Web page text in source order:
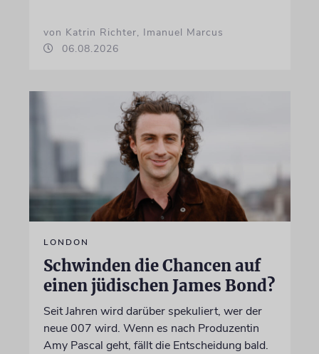
von Katrin Richter, Imanuel Marcus
06.08.2026
LONDON
Schwinden die Chancen auf
einen jüdischen James Bond?
Seit Jahren wird darüber spekuliert, wer der
neue 007 wird. Wenn es nach Produzentin
Amy Pascal geht, fällt die Entscheidung bald.